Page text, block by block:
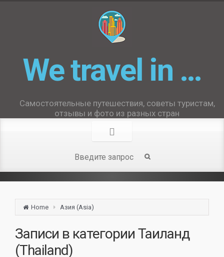
We travel in …
Самостоятельные путешествия, советы туристам,
отзывы и фото из разных стран
Home Азия (Asia)
Записи в категории Таиланд
(Thailand)